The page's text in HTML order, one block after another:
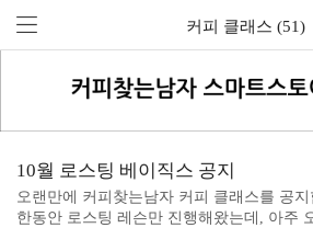
커피 클래스 (51)
10월 로스팅 베이직스 공지
오랜만에 커피찾는남자 커피 클래스를 공지
한동안 로스팅 레슨만 진행해왔는데, 아주